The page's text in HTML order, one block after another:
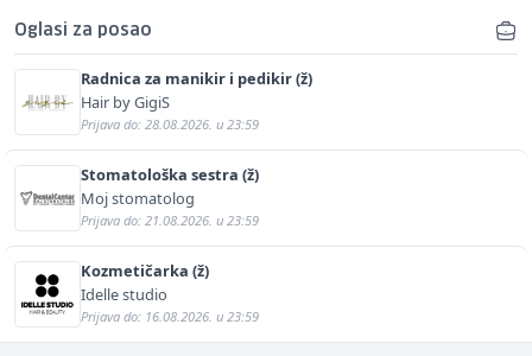
Oglasi za posao
Radnica za manikir i pedikir (ž)
Hair by GigiS
Prijava do: 28.08.2026. u 23:59
Stomatološka sestra (ž)
Moj stomatolog
Prijava do: 21.08.2026. u 23:59
Kozmetičarka (ž)
Idelle studio
Prijava do: 16.08.2026. u 23:59